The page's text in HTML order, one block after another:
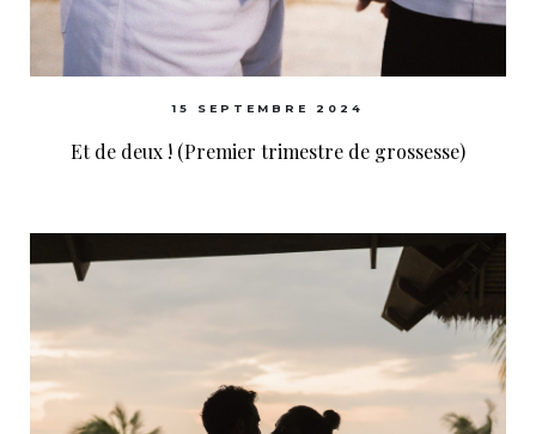
15 SEPTEMBRE 2024
Et de deux ! (Premier trimestre de grossesse)